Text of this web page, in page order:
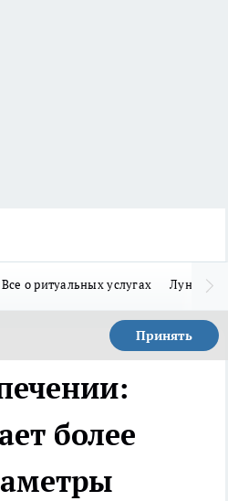
Все о ритуальных услугах Лунно-
Принять
более